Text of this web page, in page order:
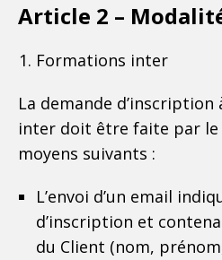
Article 2 –
Formations inter
La demande
inter doit être faite par le
moyens suivants :
L’envoi d’un email
d’inscription et
du Client (nom,